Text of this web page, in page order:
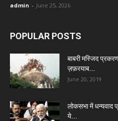
admin - June 25, 2026
POPULAR POSTS
बाबरी मस्जिद
ज़फ़रयाब...
June 20, 2019
लोकसभा में धन्यवाद
ये...